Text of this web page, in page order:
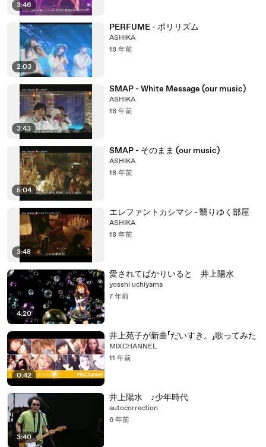
3:46
2:03
PERFUME - ポリリズム
ASHIKA
18 年前
3:43
SMAP - White Message (our music)
ASHIKA
18 年前
5:04
SMAP - そのまま (our music)
ASHIKA
18 年前
3:48
エレファントカシマシ - 翳りゆく部屋
ASHIKA
18 年前
4:20
愛されてばかりいると 井上陽水
yosshi uchiyama
7 年前
0:42
井上苑子が新曲「だいすき。」歌ってみた
MIXCHANNEL
11 年前
3:40
井上陽水 ♪少年時代
autocorrection
6 年前